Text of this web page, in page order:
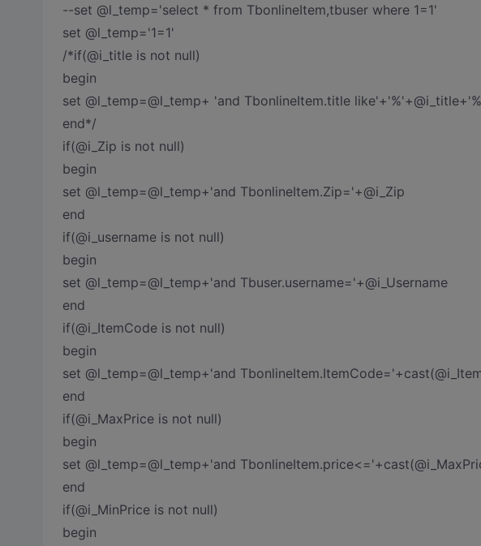
--set @l_temp='select * from TbonlineItem,tbuser where 1=1'
set @l_temp='1=1'
/*if(@i_title is not null)
begin
set @l_temp=@l_temp+ 'and TbonlineItem.title
end*/
if(@i_Zip is not null)
begin
set @l_temp=@l_temp+'and TbonlineItem.Zip='+@i_Zip
end
if(@i_username is not null)
begin
set @l_temp=@l_temp+'and Tbuser.username='+@i_Username
end
if(@i_ItemCode is not null)
begin
set @l_temp=@l_temp+'and
end
if(@i_MaxPrice is not null)
begin
set @l_temp=@l_temp+'and
end
if(@i_MinPrice is not null)
begin